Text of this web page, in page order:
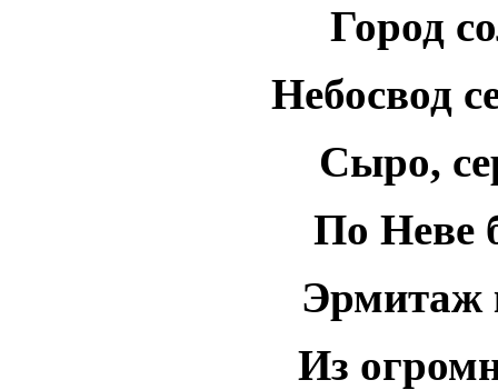
Город
Небосвод
Сыро,
По Неве
Эрмитаж
Из